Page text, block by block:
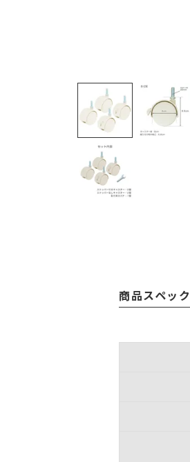
商品スペック